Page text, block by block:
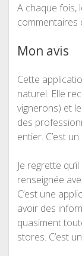
A chaque fois,
commentaires
Mon avis
Cette
naturel. Elle
vignerons) et
des
entier. C’est
Je regrette
renseignée
C’est une
avoir des
quasiment
stores. C’est